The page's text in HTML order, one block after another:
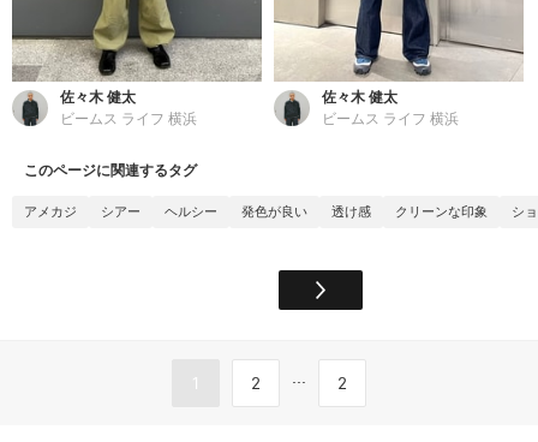
佐々木 健太
ビームス ライフ 横浜
佐々木 健太
ビームス ライフ 横浜
このページに関連するタグ
アメカジ シアー ヘルシー 発色が良い 透け感 クリーンな印象 シ
1 2 ... 2